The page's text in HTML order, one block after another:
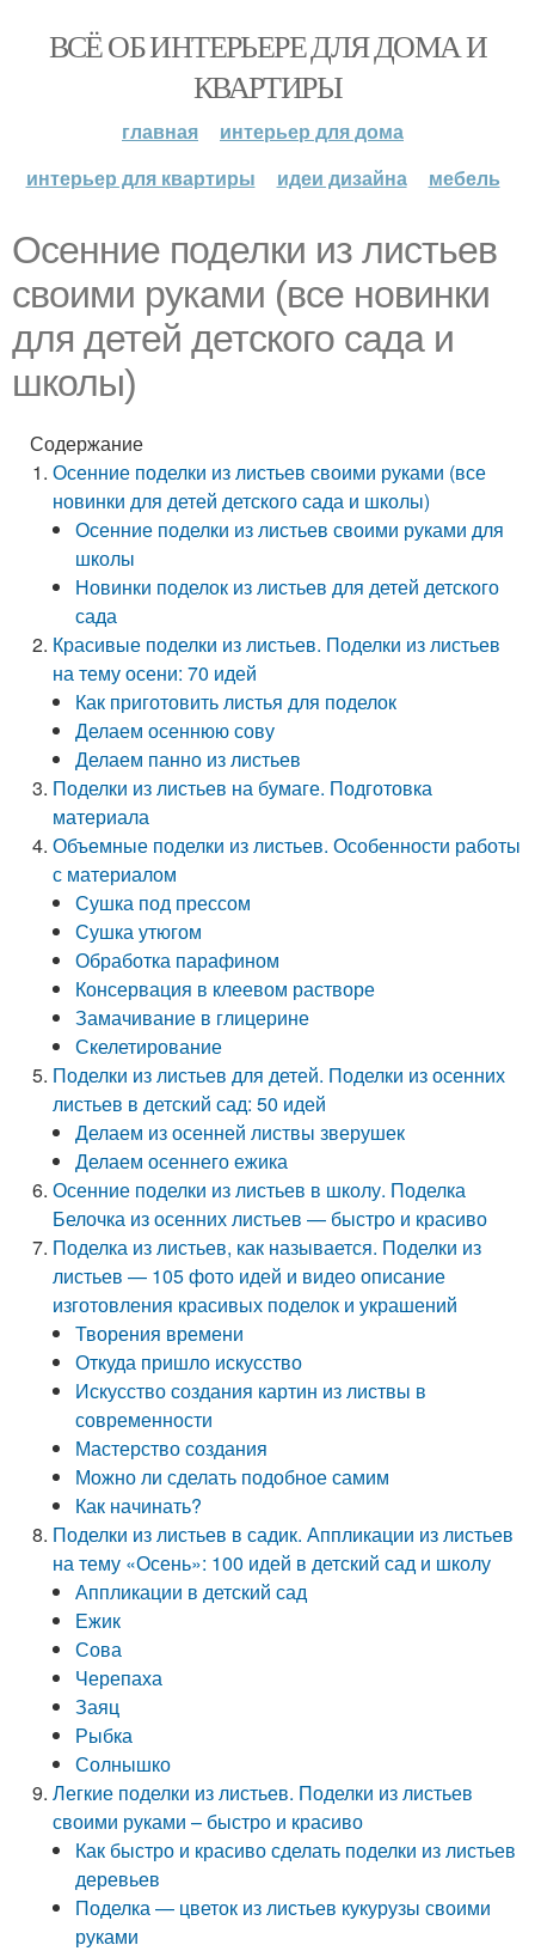
ВСЁ ОБ ИНТЕРЬЕРЕ ДЛЯ ДОМА И
КВАРТИРЫ
главная
интерьер для дома
интерьер для квартиры
идеи дизайна мебель
Осенние поделки из листьев
своими руками (все новинки
для детей детского сада и
школы)
Содержание
Осенние поделки из листьев своими руками (все
новинки для детей детского сада и школы)
Осенние поделки из листьев своими руками для
школы
Новинки поделок из листьев для детей детского
сада
Красивые поделки из листьев. Поделки из листьев
на тему осени: 70 идей
Как приготовить листья для поделок
Делаем осеннюю сову
Делаем панно из листьев
Поделки из листьев на бумаге. Подготовка
материала
Объемные поделки из листьев. Особенности работы
с материалом
Сушка под прессом
Сушка утюгом
Обработка парафином
Консервация в клеевом растворе
Замачивание в глицерине
Скелетирование
Поделки из листьев для детей. Поделки из осенних
листьев в детский сад: 50 идей
Делаем из осенней листвы зверушек
Делаем осеннего ежика
Осенние поделки из листьев в школу. Поделка
Белочка из осенних листьев — быстро и красиво
Поделка из листьев, как называется. Поделки из
листьев — 105 фото идей и видео описание
изготовления красивых поделок и украшений
Творения времени
Откуда пришло искусство
Искусство создания картин из листвы в
современности
Мастерство создания
Можно ли сделать подобное самим
Как начинать?
Поделки из листьев в садик. Аппликации из листьев
на тему «Осень»: 100 идей в детский сад и школу
Аппликации в детский сад
Ежик
Сова
Черепаха
Заяц
Рыбка
Солнышко
Легкие поделки из листьев. Поделки из листьев
своими руками – быстро и красиво
Как быстро и красиво сделать поделки из листьев
деревьев
Поделка — цветок из листьев кукурузы своими
руками